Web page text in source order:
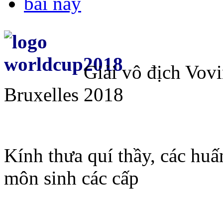
Giải vô địch
Bruxelles 2018
Kính thưa quí thầy, các
môn sinh các cấp